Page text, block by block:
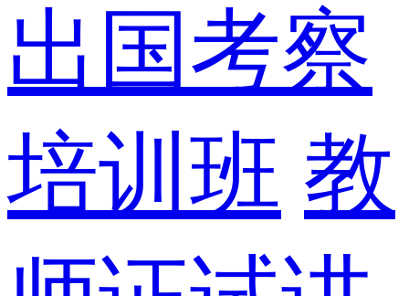
出国考察
培训班 教